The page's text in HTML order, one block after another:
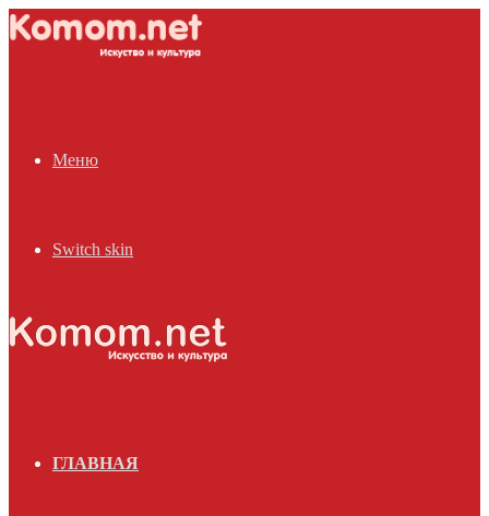
Меню
Switch skin
ГЛАВНАЯ